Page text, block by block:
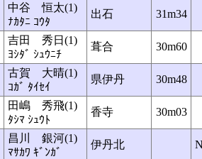
中谷 恒太(1)
ﾅｶﾀﾆ ｺｳﾀ
出石 31m34
吉田 秀日(1)
ﾖｼﾀﾞ ｼｭｳﾆﾁ
葺合 30m60
古賀 大晴(1)
ｺｶﾞ ﾀｲｾｲ
県伊丹 30m48
田嶋 秀飛(1)
ﾀｼﾏ ｼｭｳﾄ
香寺 30m03
昌川 銀河(1)
ﾏｻｶﾜ ｷﾞﾝｶﾞ
伊丹北